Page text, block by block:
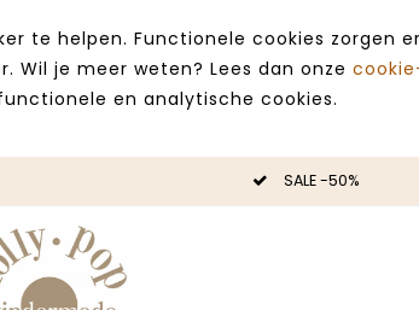
te helpen. Functionele cookies zorgen
Wil je meer weten? Lees dan onze
en analytische cookies.
SALE -50%